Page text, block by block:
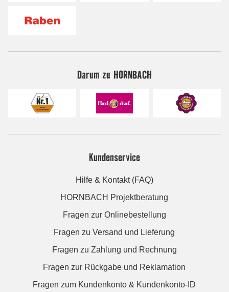
Darum zu HORNBACH
Kundenservice
Hilfe & Kontakt (FAQ)
HORNBACH Projektberatung
Fragen zur Onlinebestellung
Fragen zu Versand und Lieferung
Fragen zu Zahlung und Rechnung
Fragen zur Rückgabe und Reklamation
Fragen zum Kundenkonto & Kundenkonto-ID